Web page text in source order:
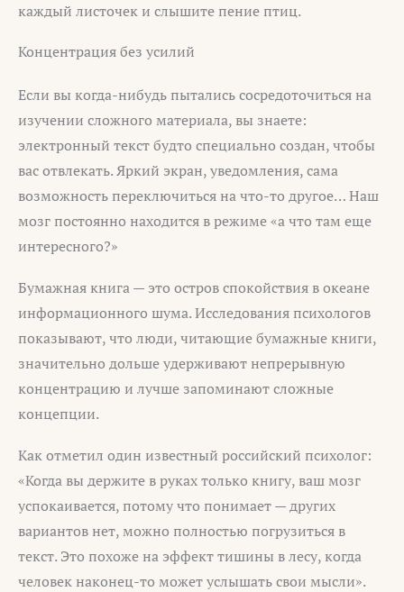
каждый листочек и слышите пение птиц.
Концентрация без усилий
Если вы когда-нибудь пытались сосредоточиться на
изучении сложного материала, вы знаете:
электронный текст будто специально создан, чтобы
вас отвлекать. Яркий экран, уведомления, сама
возможность переключиться на что-то другое… Наш
мозг постоянно находится в режиме «а что там еще
интересного?»
Бумажная книга — это остров спокойствия в океане
информационного шума. Исследования психологов
показывают, что люди, читающие бумажные книги,
значительно дольше удерживают непрерывную
концентрацию и лучше запоминают сложные
концепции.
Как отметил один известный российский психолог:
«Когда вы держите в руках только книгу, ваш мозг
успокаивается, потому что понимает — других
вариантов нет, можно полностью погрузиться в
текст. Это похоже на эффект тишины в лесу, когда
человек наконец-то может услышать свои мысли».